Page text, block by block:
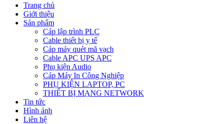
Trang chủ
Giới thiệu
Sản phẩm
Cáp lập trình PLC
Cable thiết bị y tế
Cáp máy quét mã vạch
Cable APC UPS APC
Phụ kiện Audio
Cáp Máy In Công Nghiệp
PHỤ KIỆN LAPTOP, PC
THIẾT BỊ MẠNG NETWORK
Tin tức
Hình ảnh
Liên hệ